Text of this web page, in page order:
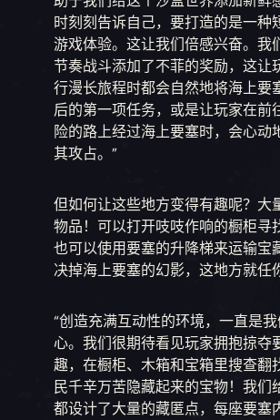
时刻刻告诉自己，要打造的是一种
游戏体验。这让我们倍感兴奋。我
节奏战斗添加了不菲的奖励，这让
行漫长旅程时都会自然地将海上要
后的第一项任务，或是让玩家在前
险的路上经过海上要塞时，会心动
其攻占。”
但如何让这些地方变得有趣呢？大
物品！可以打开吱吱作响的橱柜寻
也可以使用要塞的升降梯来运输宝
决掉海上要塞的幻影，这地方就任
“创造充满互动性的环境，一直是
心。我们很期待看见玩家拥抱掠夺
趣，在橱柜、木箱和宝箱里搜查翻
民千辛万苦隐藏起来的宝物！我们
都设计了大量的藏匿点，每座要塞